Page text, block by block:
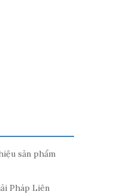
sản phẩm
Pháp Liên